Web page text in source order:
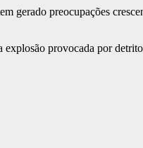
gerado preocupações
explosão provocada por